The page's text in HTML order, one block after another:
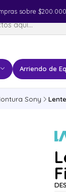
Arriendo de
sobre
Sony